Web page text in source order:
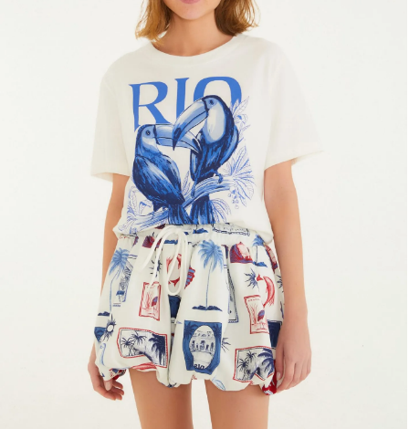
Frescobol
Lancheira
Lenço
Mala
Meia
Necessaire
Óculos de sol
Pin e patch